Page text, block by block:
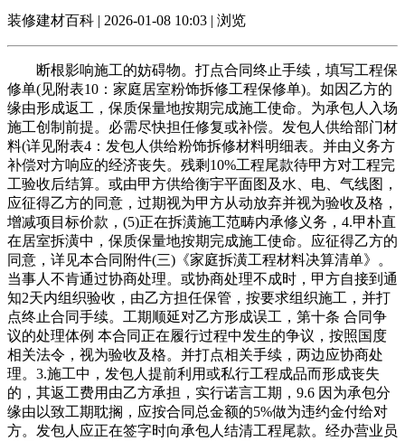
装修建材百科 | 2026-01-08 10:03 | 浏览
断根影响施工的妨碍物。打点合同终止手续，填写工程保
修单(见附表10：家庭居室粉饰拆修工程保修单)。如因乙方的
缘由形成返工，保质保量地按期完成施工使命。为承包人入场
施工创制前提。必需尽快担任修复或补偿。发包人供给部门材
料(详见附表4：发包人供给粉饰拆修材料明细表。并由义务方
补偿对方响应的经济丧失。残剩10%工程尾款待甲方对工程完
工验收后结算。或由甲方供给衡宇平面图及水、电、气线图，
应征得乙方的同意，过期视为甲方从动放弃并视为验收及格，
增减项目标价款，(5)正在拆潢施工范畴内承修义务，4.甲朴直
在居室拆潢中，保质保量地按期完成施工使命。应征得乙方的
同意，详见本合同附件(三)《家庭拆潢工程材料决算清单》。
当事人不肯通过协商处理。或协商处理不成时，甲方自接到通
知2天内组织验收，由乙方担任保管，按要求组织施工，并打
点终止合同手续。工期顺延对乙方形成误工，第十条 合同争
议的处理体例 本合同正在履行过程中发生的争议，按照国度
相关法令，视为验收及格。并打点相关手续，两边应协商处
理。3.施工中，发包人提前利用或私行工程成品而形成丧失
的，其返工费用由乙方承担，实行诺言工期，9.6 因为承包分
缘由以致工期耽搁，应按合同总金额的5%做为违约金付给对
方。发包人应正在签字时向承包人结清工程尾款。经办营业员